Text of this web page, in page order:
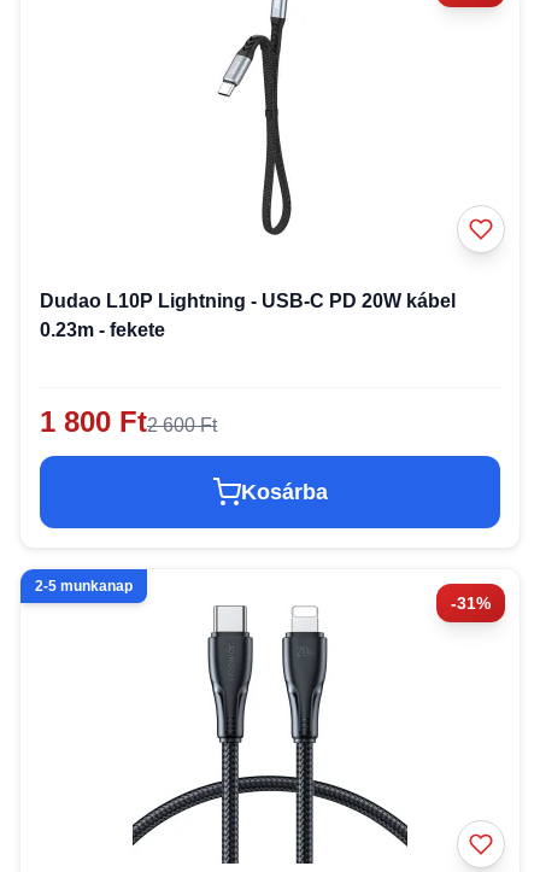
Dudao L10P Lightning - USB-C PD 20W kábel
0.23m - fekete
1 800 Ft2 600 Ft
Kosárba
-31%
2-5 munkanap